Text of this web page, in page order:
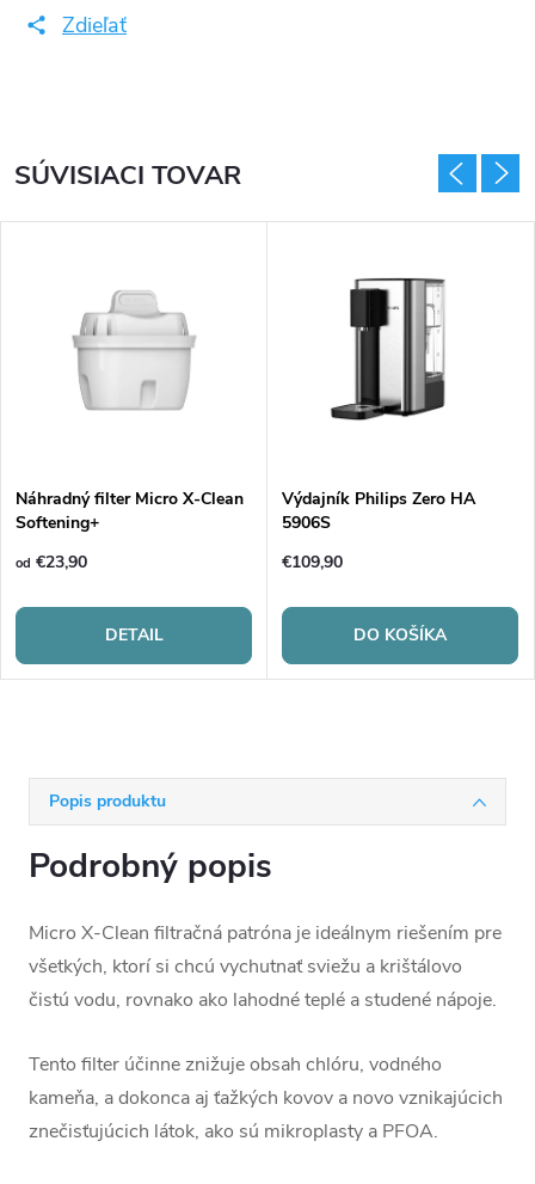
Zdieľať
Popis produktu
Podrobný popis
Micro X-Clean filtračná patróna je ideálnym riešením pre
všetkých, ktorí si chcú vychutnať sviežu a krištálovo
čistú vodu, rovnako ako lahodné teplé a studené nápoje.
Tento filter účinne znižuje obsah chlóru, vodného
kameňa, a dokonca aj ťažkých kovov a novo vznikajúcich
znečisťujúcich látok, ako sú mikroplasty a PFOA.
SÚVISIACI TOVAR
Náhradný filter Micro X-Clean
Softening+
od €23,90
DETAIL
Výdajník Philips Zero HA
5906S
€109,90
DO KOŠÍKA